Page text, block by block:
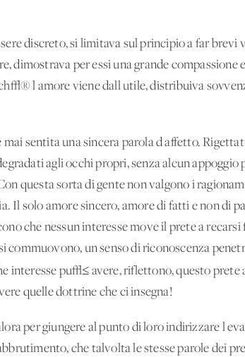
discreto, si limitava sul principio a far brevi
per essi una grande compassione
l'amore viene dall'utile, distribuiva
sentita una sincera parola d'affetto.
agli occhi propri, senza alcun appoggio
questa sorta di gente non valgono i
Il solo amore sincero, amore di fatti e non di
che nessun interesse move il prete a recarsi
commuovono, un senso di riconoscenza
interesse pu√≤ avere, riflettono, questo prete
quelle dottrine che ci insegna!
per giungere al punto di loro indirizzare
che talvolta le stesse parole dei